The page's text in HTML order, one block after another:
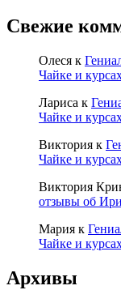
Свежие
Олеся к
Чайке и
Лариса к
Чайке и
Виктория к
Чайке и
Виктория
отзывы об
Мария к
Чайке и
Архивы